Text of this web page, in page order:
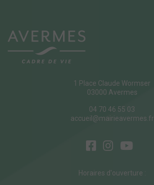
1 Place Claude Wormser
03000 Avermes
04 70 46 55 03
accueil@mairieavermes.fr
Horaires d'ouverture :